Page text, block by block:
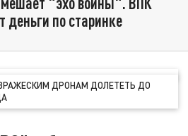
деньги по старинке
ДРОНАМ ДОЛЕТЕТЬ ДО